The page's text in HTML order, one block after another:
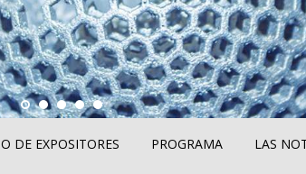
DE EXPOSITORES PROGRAMA LAS